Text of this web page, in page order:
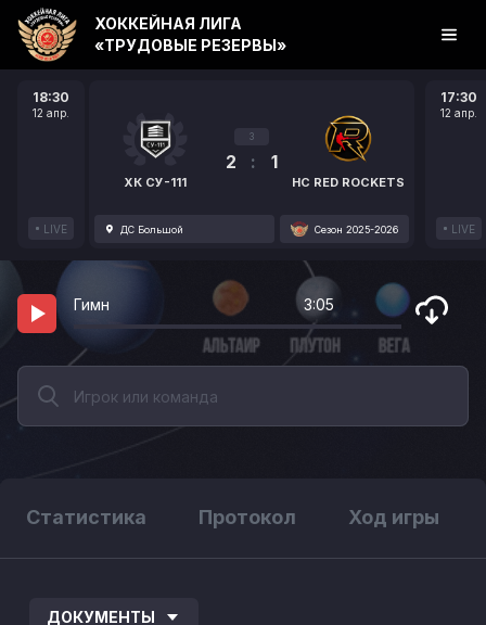
18:30
12 апр.
LIVE
ХК СУ-111
3
2 : 1
HC RED ROCKETS
ДС Большой Сезон 2025-2026
17:30
12 апр.
LIVE
ХОККЕЙНАЯ ЛИГА
«ТРУДОВЫЕ РЕЗЕРВЫ»
Гимн 3:05
Статистика Протокол Ход игры
ДОКУМЕНТЫ